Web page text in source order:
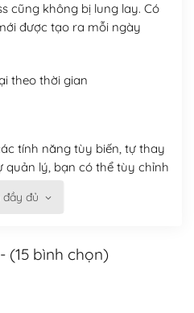
cũng không bị lung lay. Có
được tạo ra mỗi ngày
theo thời gian
tính năng tùy biến, tự thay
quản lý, bạn có thể tùy chỉnh
WordPress
đầy đủ
(15 bình chọn)